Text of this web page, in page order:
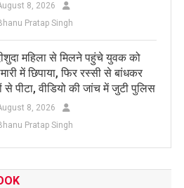
8, 2026
Pratap Singh
महिला से मिलने पहुंचे युवक को
में छिपाया, फिर रस्सी से बांधकर
से पीटा, वीडियो की जांच में जुटी पुलिस
8, 2026
Pratap Singh